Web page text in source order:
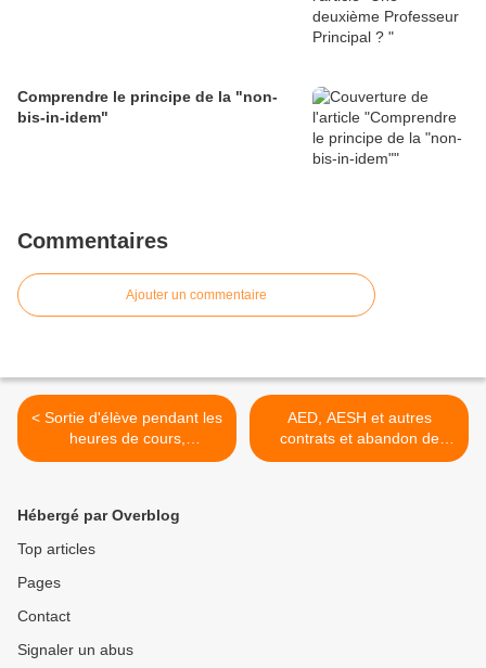
Comprendre le principe de la "non-
bis-in-idem"
Commentaires
Ajouter un commentaire
< Sortie d'élève pendant les
heures de cours,
authenticité de la demande
AED, AESH et autres
contrats et abandon de
poste ... >
Hébergé par Overblog
Top articles
Pages
Contact
Signaler un abus